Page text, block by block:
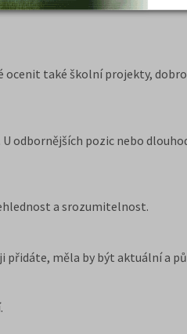
také školní projekty,
odbornějších pozic nebo
a srozumitelnost.
přidáte, měla by být aktuální a